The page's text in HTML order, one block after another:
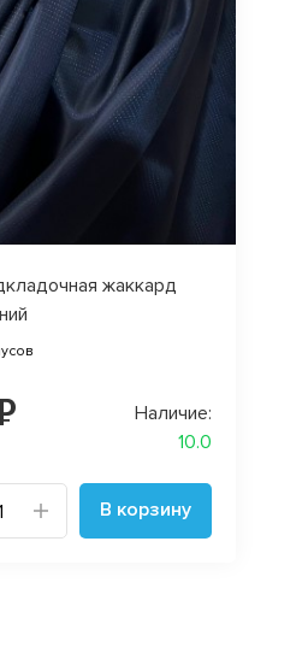
жаккард
Наличие:
10.0
В корзину